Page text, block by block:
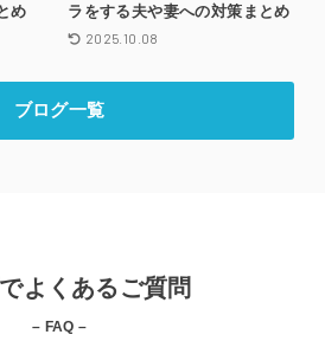
め
ラをする夫や妻への対策まとめ
2025.10.08
ブログ一覧
よくあるご質問
– FAQ –